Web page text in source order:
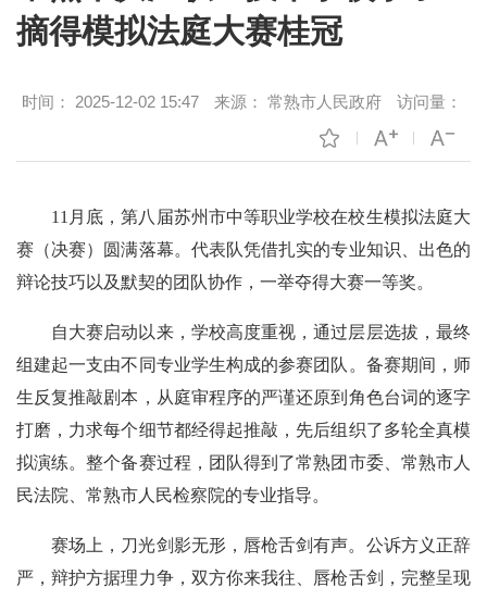
摘得模拟法庭大赛桂冠
时间： 2025-12-02 15:47 来源： 常熟市人民政府 访问量：
11月底，第八届苏州市中等职业学校在校生模拟法庭大
赛（决赛）圆满落幕。代表队凭借扎实的专业知识、出色的
辩论技巧以及默契的团队协作，一举夺得大赛一等奖。
自大赛启动以来，学校高度重视，通过层层选拔，最终
组建起一支由不同专业学生构成的参赛团队。备赛期间，师
生反复推敲剧本，从庭审程序的严谨还原到角色台词的逐字
打磨，力求每个细节都经得起推敲，先后组织了多轮全真模
拟演练。整个备赛过程，团队得到了常熟团市委、常熟市人
民法院、常熟市人民检察院的专业指导。
赛场上，刀光剑影无形，唇枪舌剑有声。公诉方义正辞
严，辩护方据理力争，双方你来我往、唇枪舌剑，完整呈现